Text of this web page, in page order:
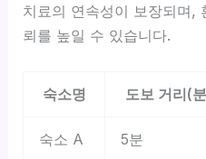
치료의 연속성이 보장되며,
뢰를 높일 수 있습니다.
숙소명 도보 거리(
숙소 A 5분